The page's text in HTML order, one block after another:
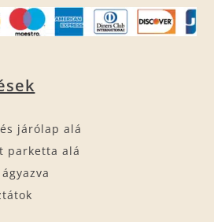
járólap alá
parketta alá